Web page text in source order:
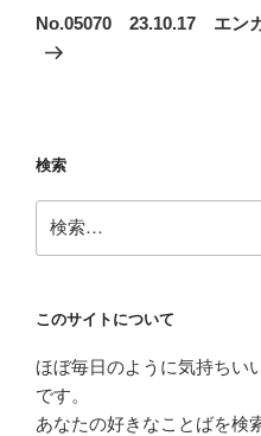
ゲ
ー
の
No.05070 23.10.17 エン
検索
索:
このサイトについて
ほぼ毎日のように気持ちい
です。
あなたの好きなことばを検